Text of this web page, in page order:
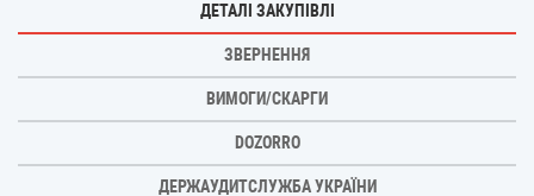
ДЕТАЛІ ЗАКУПІВЛІ
ЗВЕРНЕННЯ
ВИМОГИ/СКАРГИ
DOZORRO
ДЕРЖАУДИТСЛУЖБА УКРАЇНИ